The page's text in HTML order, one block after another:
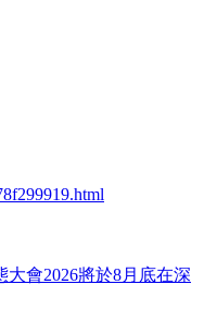
會2026將於8月底在深